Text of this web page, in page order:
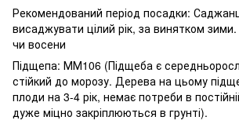
Рекомендований період посадки:
висаджувати цілий рік, за винятком
чи восени
Підщепа: ММ106 (Підщеба є
стійкий до морозу. Дерева на цьому
плоди на 3-4 рік, немає потреби в
дуже міцно закріплюються в грунті).